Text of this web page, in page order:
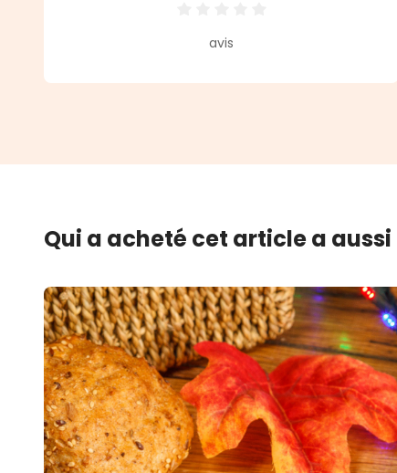
Note moyenne de 0 sur 5 étoiles
avis
Qui a acheté cet article a